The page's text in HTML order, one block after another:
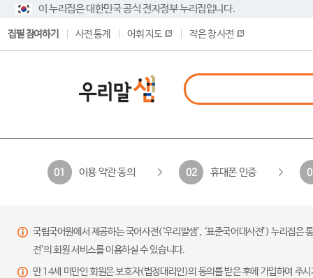
이 누리집은 대한민국 공식 전자정부 누리집입니다.
집필 참여하기 사전 통계 어휘 지도 작은 창 사전
01 이용 약관 동의 02 휴대폰 인증
국립국어원에서 제공하는 국어사전(‘우리말샘’, ‘표준국어대사전’) 누리집
전’의 회원 서비스를 이용하실 수 있습니다.
만 14세 미만인 회원은 보호자(법정대리인)의 동의를 받은 후에 가입하여 주